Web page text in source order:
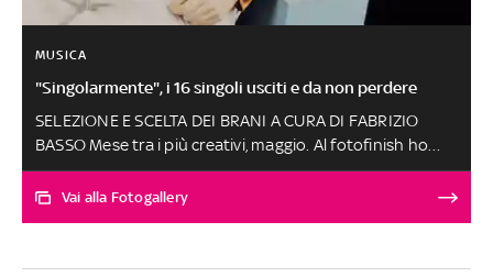
MUSICA
"Singolarmente", i 16 singoli usciti e da non perdere
SELEZIONE E SCELTA DEI BRANI A CURA DI FABRIZIO
BASSO Mese tra i più creativi, maggio. Al fotofinish ho
premiato, anche per il suo percorso artistico, Anna Carol
con 'Colla', una canzone in cui emerge l'anima ironica
speciali per l'effervescente Gaia Gentile, la visionaria
Vai alla Fotogallery